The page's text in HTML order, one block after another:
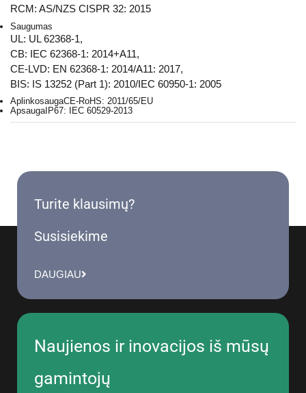
RCM: AS/NZS CISPR 32: 2015
Saugumas
UL: UL 62368-1,
CB: IEC 62368-1: 2014+A11,
CE-LVD: EN 62368-1: 2014/A11: 2017,
BIS: IS 13252 (Part 1): 2010/IEC 60950-1: 2005
AplinkosaugaCE-RoHS: 2011/65/EU
ApsaugaIP67: IEC 60529-2013
Turite klausimų?
Susisiekime
DAUGIAU
Naujienos ir inovacijos iš mūsų
gamintojų